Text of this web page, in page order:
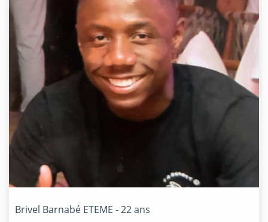
Brivel Barnabé ETEME - 22 ans